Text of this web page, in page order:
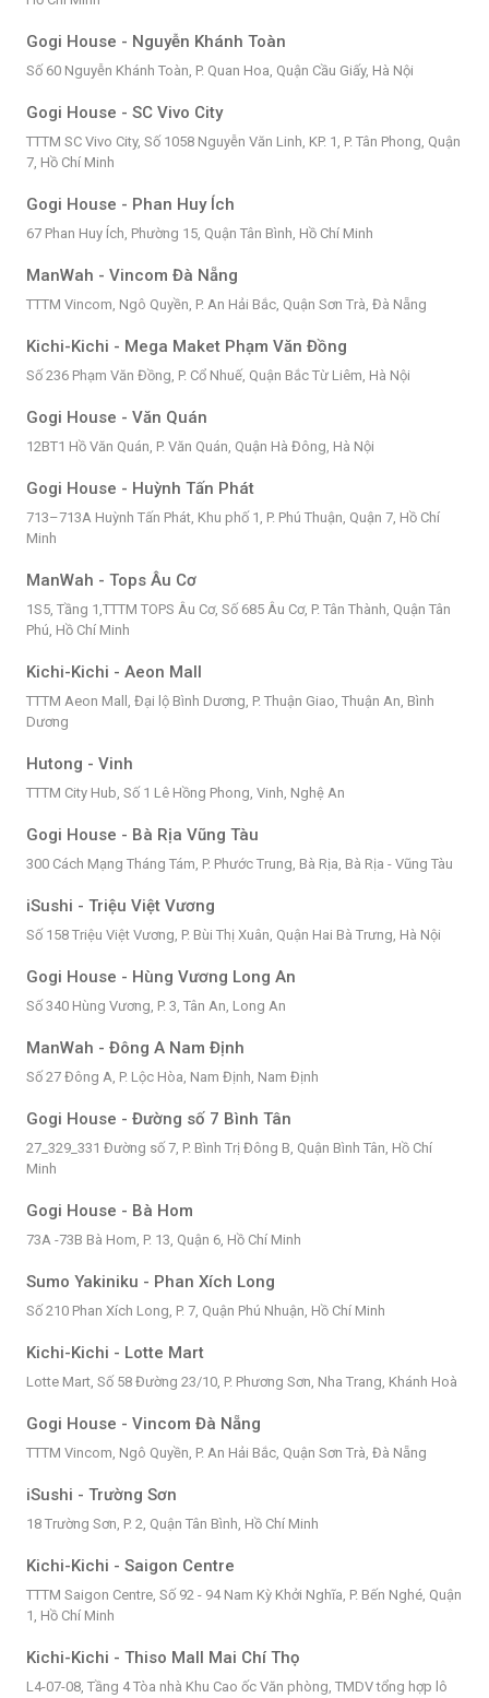
Gogi House - Nguyễn Khánh Toàn
Số 60 Nguyễn Khánh Toàn, P. Quan Hoa, Quận Cầu Giấy, Hà Nội
Gogi House - SC Vivo City
TTTM SC Vivo City, Số 1058 Nguyễn Văn Linh, KP. 1, P. Tân Phong, Quận
7, Hồ Chí Minh
Gogi House - Phan Huy Ích
67 Phan Huy Ích, Phường 15, Quận Tân Bình, Hồ Chí Minh
ManWah - Vincom Đà Nẵng
TTTM Vincom, Ngô Quyền, P. An Hải Bắc, Quận Sơn Trà, Đà Nẵng
Kichi-Kichi - Mega Maket Phạm Văn Đồng
Số 236 Phạm Văn Đồng, P. Cổ Nhuế, Quận Bắc Từ Liêm, Hà Nội
Gogi House - Văn Quán
12BT1 Hồ Văn Quán, P. Văn Quán, Quận Hà Đông, Hà Nội
Gogi House - Huỳnh Tấn Phát
713–713A Huỳnh Tấn Phát, Khu phố 1, P. Phú Thuận, Quận 7, Hồ Chí
Minh
ManWah - Tops Âu Cơ
1S5, Tầng 1,TTTM TOPS Âu Cơ, Số 685 Âu Cơ, P. Tân Thành, Quận Tân
Phú, Hồ Chí Minh
Kichi-Kichi - Aeon Mall
TTTM Aeon Mall, Đại lộ Bình Dương, P. Thuận Giao, Thuận An, Bình
Dương
Hutong - Vinh
TTTM City Hub, Số 1 Lê Hồng Phong, Vinh, Nghệ An
Gogi House - Bà Rịa Vũng Tàu
300 Cách Mạng Tháng Tám, P. Phước Trung, Bà Rịa, Bà Rịa - Vũng Tàu
iSushi - Triệu Việt Vương
Số 158 Triệu Việt Vương, P. Bùi Thị Xuân, Quận Hai Bà Trưng, Hà Nội
Gogi House - Hùng Vương Long An
Số 340 Hùng Vương, P. 3, Tân An, Long An
ManWah - Đông A Nam Định
Số 27 Đông A, P. Lộc Hòa, Nam Định, Nam Định
Gogi House - Đường số 7 Bình Tân
27_329_331 Đường số 7, P. Bình Trị Đông B, Quận Bình Tân, Hồ Chí
Minh
Gogi House - Bà Hom
73A -73B Bà Hom, P. 13, Quận 6, Hồ Chí Minh
Sumo Yakiniku - Phan Xích Long
Số 210 Phan Xích Long, P. 7, Quận Phú Nhuận, Hồ Chí Minh
Kichi-Kichi - Lotte Mart
Lotte Mart, Số 58 Đường 23/10, P. Phương Sơn, Nha Trang, Khánh Hoà
Gogi House - Vincom Đà Nẵng
TTTM Vincom, Ngô Quyền, P. An Hải Bắc, Quận Sơn Trà, Đà Nẵng
iSushi - Trường Sơn
18 Trường Sơn, P. 2, Quận Tân Bình, Hồ Chí Minh
Kichi-Kichi - Saigon Centre
TTTM Saigon Centre, Số 92 - 94 Nam Kỳ Khởi Nghĩa, P. Bến Nghé, Quận
1, Hồ Chí Minh
Kichi-Kichi - Thiso Mall Mai Chí Thọ
L4-07-08, Tầng 4 Tòa nhà Khu Cao ốc Văn phòng, TMDV tổng hợp lô